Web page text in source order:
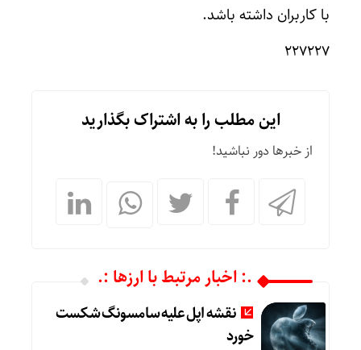
با کاربران داشته باشد.
۲۲۷۲۲۷
این مطلب را به اشتراک بگذارید
از خبرها دور نباشید!
.: اخبار مرتبط با ارزها :.
نقشه اپل علیه سامسونگ شکست
خورد